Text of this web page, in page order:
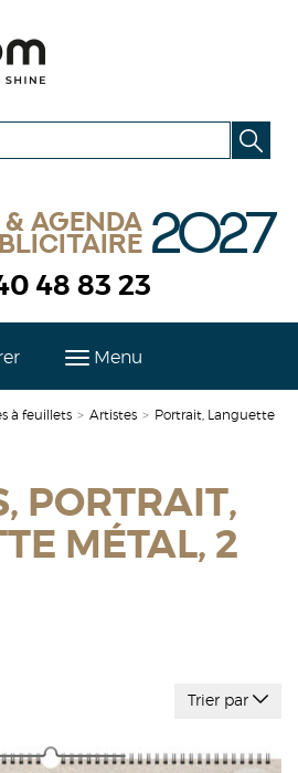
agenda 2027
48 83 23
Menu
à feuillets > Artistes > Portrait, Languette
PORTRAIT,
MÉTAL, 2
Trier par